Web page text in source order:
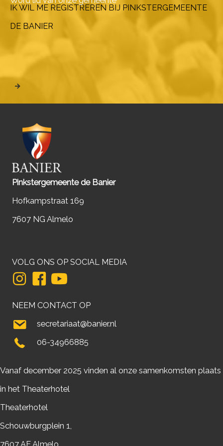
IK WIL ME REGISTREREN BIJ PINKSTERGEMEENTE
DE BANIER
Pinkstergemeente de Banier
Hofkampstraat 169
7607 NG Almelo
VOLG ONS OP SOCIAL MEDIA
NEEM CONTACT OP
secretariaat@banier.nl
06-34966885
Vanaf december 2025 vinden al onze samenkomsten plaats
in het Theaterhotel
Theaterhotel
Schouwburgplein 1,